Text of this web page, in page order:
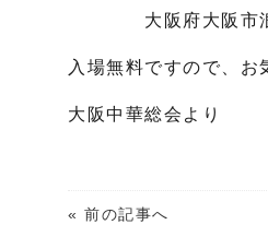
大阪府大阪市浪速
入場無料ですので、お
大阪中華総会より
« 前の記事へ